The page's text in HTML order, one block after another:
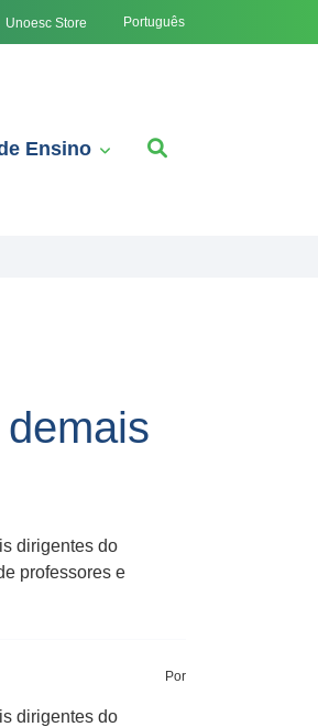
Unoesc Store Português
Ensino
dirigentes do
professores e
Por
dirigentes do